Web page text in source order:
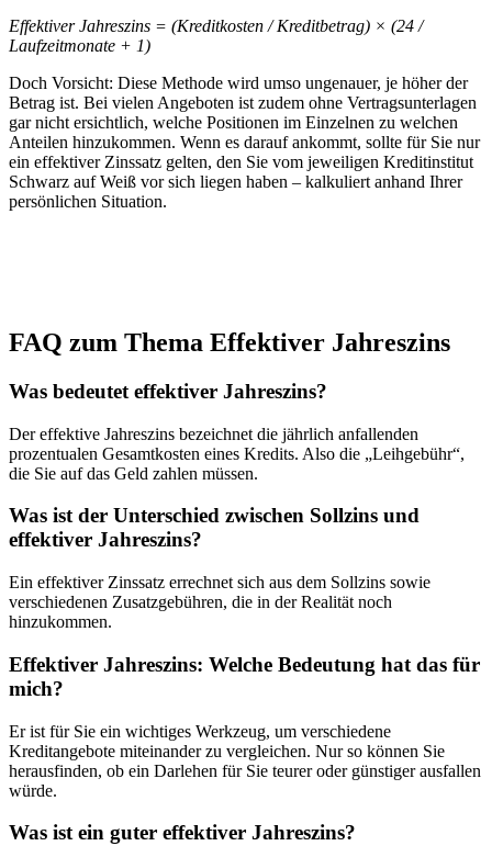
Effektiver Jahreszins = (Kreditkosten /Kreditbetrag) × (24 /
Laufzeitmonate + 1)
Doch Vorsicht: Diese Methode wird umso ungenauer, je höher der
Betrag ist. Bei vielen Angeboten ist zudem ohne Vertragsunterlagen
gar nicht ersichtlich, welche Positionen im Einzelnen zu welchen
Anteilen hinzukommen. Wenn es darauf ankommt, sollte für Sie nur
ein effektiver Zinssatz gelten, den Sie vom jeweiligen Kreditinstitut
Schwarz auf Weiß vor sich liegen haben – kalkuliert anhand Ihrer
persönlichen Situation.
FAQ zum Thema Effektiver Jahreszins
Was bedeutet effektiver Jahreszins?
Der effektive Jahreszins bezeichnet die jährlich anfallenden
prozentualen Gesamtkosten eines Kredits. Also die „Leihgebühr“,
die Sie auf das Geld zahlen müssen.
Was ist der Unterschied zwischen Sollzins und
effektiver Jahreszins?
Ein effektiver Zinssatz errechnet sich aus dem Sollzins sowie
verschiedenen Zusatzgebühren, die in der Realität noch
hinzukommen.
Effektiver Jahreszins: Welche Bedeutung hat das für
mich?
Er ist für Sie ein wichtiges Werkzeug, um verschiedene
Kreditangebote miteinander zu vergleichen. Nur so können Sie
herausfinden, ob ein Darlehen für Sie teurer oder günstiger ausfallen
würde.
Was ist ein guter effektiver Jahreszins?